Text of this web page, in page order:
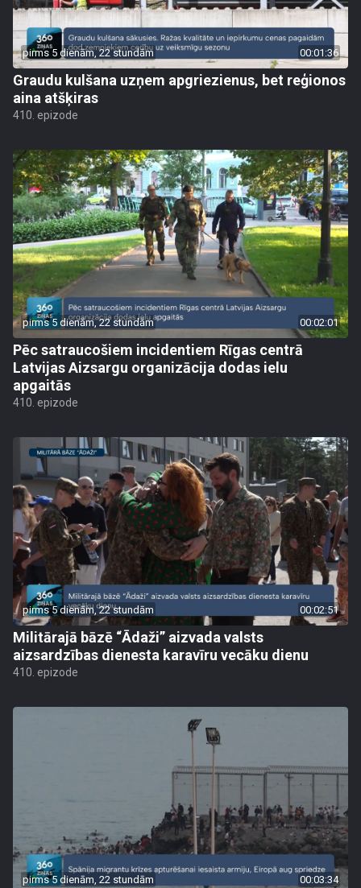
pirms 5 dienām, 22 stundām 00:01:36
Graudu kulšana uzņem apgriezienus, bet reģionos
aina atšķiras
410. epizode
pirms 5 dienām, 22 stundām 00:02:01
Pēc satraucošiem incidentiem Rīgas centrā
Latvijas Aizsargu organizācija dodas ielu
apgaitās
410. epizode
pirms 5 dienām, 22 stundām 00:02:51
Militārajā bāzē “Ādaži” aizvada valsts
aizsardzības dienesta karavīru vecāku dienu
410. epizode
pirms 5 dienām, 22 stundām 00:03:34